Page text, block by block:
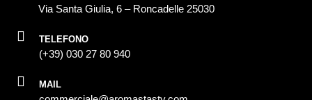
Via Santa Giulia, 6 – Roncadelle 25030
TELEFONO
(+39) 030 27 80 940
MAIL